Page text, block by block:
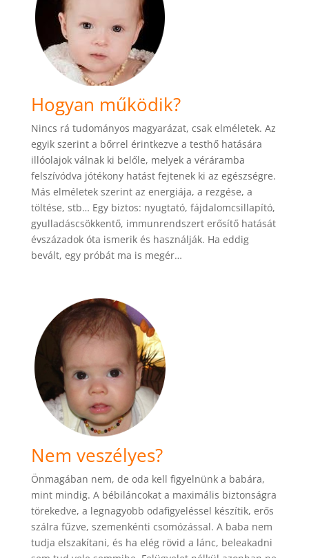
Hogyan működik?
Nincs rá tudományos magyarázat, csak elméletek. Az
egyik szerint a bőrrel érintkezve a testhő hatására
illóolajok válnak ki belőle, melyek a véráramba
felszívódva jótékony hatást fejtenek ki az egészségre.
Más elméletek szerint az energiája, a rezgése, a
töltése, stb… Egy biztos: nyugtató, fájdalomcsillapító,
gyulladáscsökkentő, immunrendszert erősítő hatását
évszázadok óta ismerik és használják. Ha eddig
bevált, egy próbát ma is megér…
Nem veszélyes?
Önmagában nem, de oda kell figyelnünk a babára,
mint mindig. A bébiláncokat a maximális biztonságra
törekedve, a legnagyobb odafigyeléssel készítik, erős
szálra fűzve, szemenkénti csomózással. A baba nem
tudja elszakítani, és ha elég rövid a lánc, beleakadni